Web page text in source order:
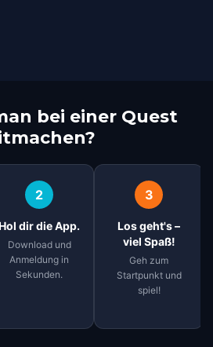
bei einer Quest
2
dir die App.
Download und
Anmeldung in
Sekunden.
3
Los geht's –
viel Spaß!
Geh zum
Startpunkt und
spiel!